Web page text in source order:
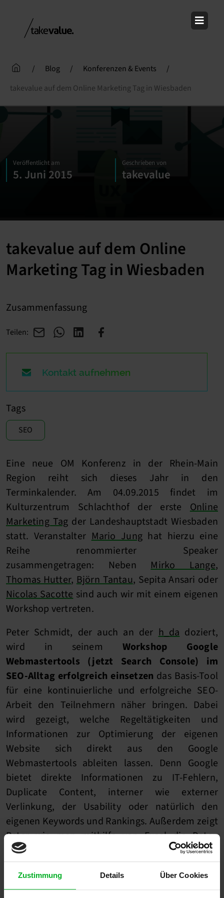
Zustimmung Details Über Cookies
content
/ Blog / Konferenzen & Events
/
takevalue auf dem Online Marketing Tag in Wiesbaden
Veröffentlicht am
5. Juni 2015
Geschrieben von
takevalue
takevalue auf dem Online
Marketing Tag in Wiesbaden
Zusammenfassung
Teilen:
Kontakt aufnehmen
Tags
SEO
Eine neue OM Konferenz in der Rhein-Main
Region reiht sich dieses Jahr in den
Terminkalender. Am 04.09.2015 findet im
Kulturzentrum Schlachthof der erste Online
Marketing Tag der Landeshauptstadt Wiesbaden
statt. VeranstalterMario Junghat hierzu eine
Reihe renommierter Speaker
zusammengetragen: NebenMirko Lange,
Thomas Hutter, Björn Tantau, Sepita Ansari oder
Nicolas Sacottesind auch wir mit einem eigenen
Workshop vertreten.
Peter Schmidt, der auch an derh_da doziert,
wird in seinem Workshop Google
Webmastertools (jetzt Search Console) im
SEO-Alltag erfolgreich einsetzen das Basis-Tool
für eine kontinuierliche und erfolgreiche SEO-
Arbeit den Teilnehmern näher bringen. Dabei
wird gezeigt, welche Regeltätigkeiten und
Informationen zur Optimierung der eigenen
Website sich direkt aus den Google
Webmastertools ableiten lassen. Denn Google
bietet direkte Informationen zu IT-Fehlern,
Duplicate Content, interner wie externer
Verlinkung, der Usability oder natürlich den
eigenen Keywords und Rankings. Außerdem zeigt
Peter wie man mithilfe von Excel die Daten
aufbereiten kann, um schneller die notwendigen
Analysen durchzuführen.
Zielgruppe für Peters Workshop sind OM